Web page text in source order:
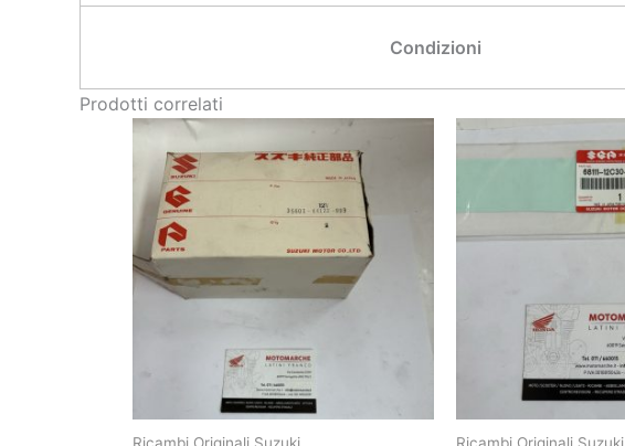
Condizioni
Prodotti correlati
Ricambi Originali Suzuki Ricambi Originali Suzuki